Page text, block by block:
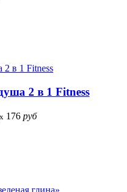
2 в 1 Fitness
x 176 руб